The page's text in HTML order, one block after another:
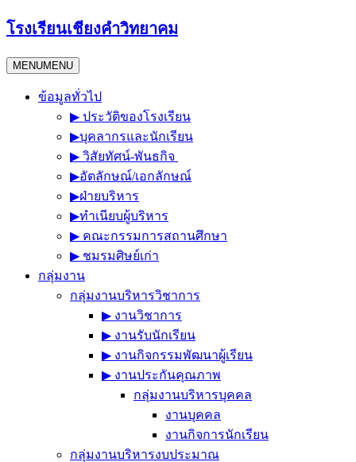
Skip
to
โรงเรียนเชียงคำวิทยาคม
MENUMENU
ข้อมูลทั่วไป
▶︎ ประวัติของโรงเรียน
▶︎บุคลากรและนักเรียน
▶︎ วิสัยทัศน์-พันธกิจ
▶︎อัตลักษณ์/เอกลักษณ์
▶︎ฝ่ายบริหาร
▶︎ทำเนียบผู้บริหาร
▶︎ คณะกรรมการสถานศึกษา
▶︎ ชมรมศิษย์เก่า
กลุ่มงาน
กลุ่มงานบริหารวิชาการ
▶︎ งานวิชาการ
▶︎ งานรับนักเรียน
▶︎ งานกิจกรรมพัฒนาผู้เรียน
▶︎ งานประกันคุณภาพ
กลุ่มงานบริหารบุคคล
งานบุคคล
งานกิจการนักเรียน
กลุ่มงานบริหารงบประมาณ